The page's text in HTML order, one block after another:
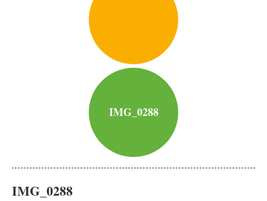
IMG_0288
IMG_0288